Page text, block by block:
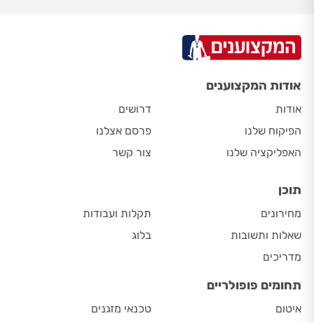
אודות המקצוענים
אודות
הפיקוח שלנו
האפליקציה שלנו
דרושים
פרסם אצלנו
צור קשר
תוכן
מחירונים
שאלות ותשובות
מדריכים
תקלות ועבודות
בלוג
תחומים פופולריים
איטום
טכנאי מזגנים